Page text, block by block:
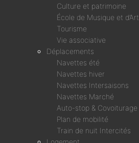
Culture et patrimoine
École de Musique et d’Art
Tourisme
Vie associative
Déplacements
Navettes été
Navettes hiver
Navettes Intersaisons
Navettes Marché
Auto-stop & Covoiturage
Plan de mobilité
Train de nuit Intercités